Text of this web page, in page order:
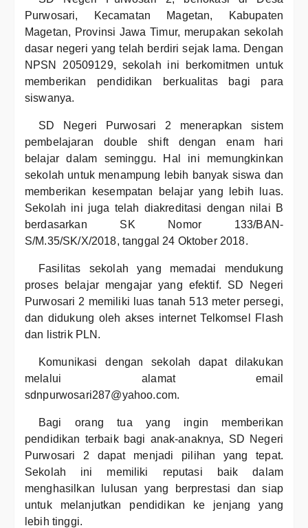
Purwosari, Kecamatan Magetan, Kabupaten
Magetan, Provinsi Jawa Timur, merupakan sekolah
dasar negeri yang telah berdiri sejak lama. Dengan
NPSN 20509129, sekolah ini berkomitmen untuk
memberikan pendidikan berkualitas bagi para
siswanya.
SD Negeri Purwosari 2 menerapkan sistem
pembelajaran double shift dengan enam hari
belajar dalam seminggu. Hal ini memungkinkan
sekolah untuk menampung lebih banyak siswa dan
memberikan kesempatan belajar yang lebih luas.
Sekolah ini juga telah diakreditasi dengan nilai B
berdasarkan SK Nomor 133/BAN-
S/M.35/SK/X/2018, tanggal 24 Oktober 2018.
Fasilitas sekolah yang memadai mendukung
proses belajar mengajar yang efektif. SD Negeri
Purwosari 2 memiliki luas tanah 513 meter persegi,
dan didukung oleh akses internet Telkomsel Flash
dan listrik PLN.
Komunikasi dengan sekolah dapat dilakukan
melalui alamat email
sdnpurwosari287@yahoo.com.
Bagi orang tua yang ingin memberikan
pendidikan terbaik bagi anak-anaknya, SD Negeri
Purwosari 2 dapat menjadi pilihan yang tepat.
Sekolah ini memiliki reputasi baik dalam
menghasilkan lulusan yang berprestasi dan siap
untuk melanjutkan pendidikan ke jenjang yang
lebih tinggi.